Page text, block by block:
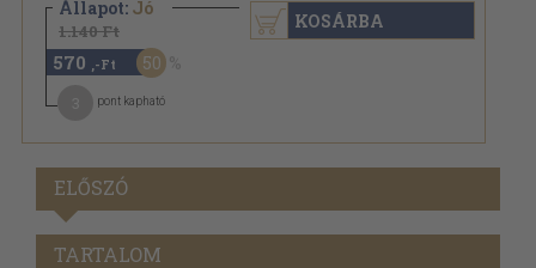
Állapot: Jó
1.140 Ft
570 ,-Ft 50
pont kapható
KOSÁRBA
ELŐSZÓ
TARTALOM